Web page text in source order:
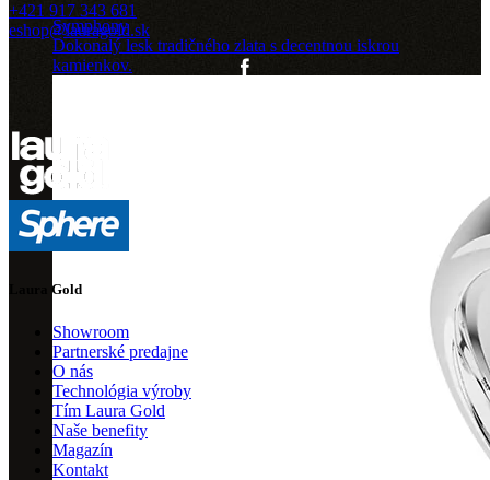
Symphony
Dokonalý lesk tradičného zlata s decentnou iskrou
kamienkov.
+421 917 343 681
eshop@lauragold.sk
Laura Gold
Showroom
Partnerské predajne
O nás
Technológia výroby
Tím Laura Gold
Naše benefity
Magazín
Kontakt